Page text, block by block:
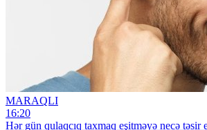
MARAQLI
16:20
Hər gün qulaqcıq taxmaq eşitməyə necə təsir